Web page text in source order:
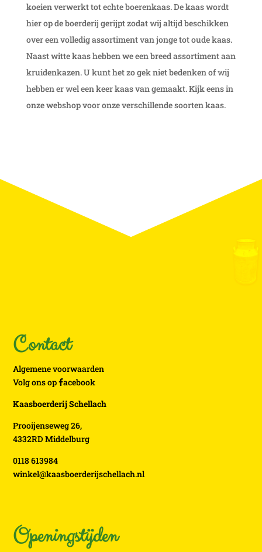
koeien verwerkt tot echte boerenkaas. De kaas wordt
hier op de boerderij gerijpt zodat wij altijd beschikken
over een volledig assortiment van jonge tot oude kaas.
Naast witte kaas hebben we een breed assortiment aan
kruidenkazen. U kunt het zo gek niet bedenken of wij
hebben er wel een keer kaas van gemaakt. Kijk eens in
onze webshop voor onze verschillende soorten kaas.
Contact
Algemene voorwaarden
Volg ons op acebook
Kaasboerderij Schellach
Prooijenseweg 26,
4332RD Middelburg
0118 613984
winkel@kaasboerderijschellach.nl
Openingstijden